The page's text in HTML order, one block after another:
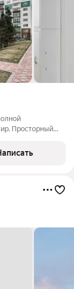
Просторный
студия. Район